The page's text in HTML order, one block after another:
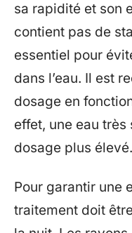
sa rapidité et son
contient pas de
essentiel pour
dans l’eau. Il est
dosage en
effet, une eau
dosage plus élevé.
Pour garantir une
traitement doit